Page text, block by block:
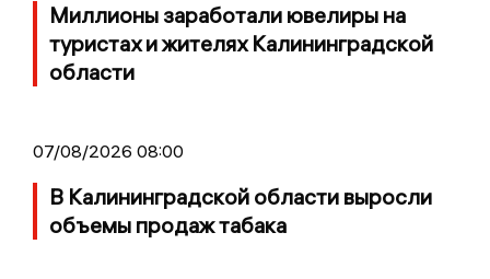
Миллионы заработали ювелиры на
туристах и жителях Калининградской
области
07/08/2026 08:00
В Калининградской области выросли
объемы продаж табака